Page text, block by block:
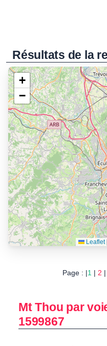
Résultats de la
+
−
Leaflet
Page : |1| 2 |
Mt Thou par
1599867